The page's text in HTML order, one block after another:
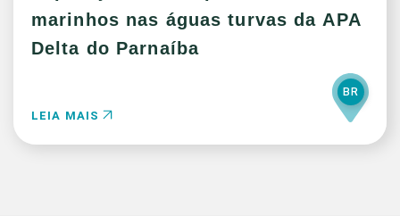
marinhos nas águas turvas da APA
Delta do Parnaíba
LEIA MAIS
BR